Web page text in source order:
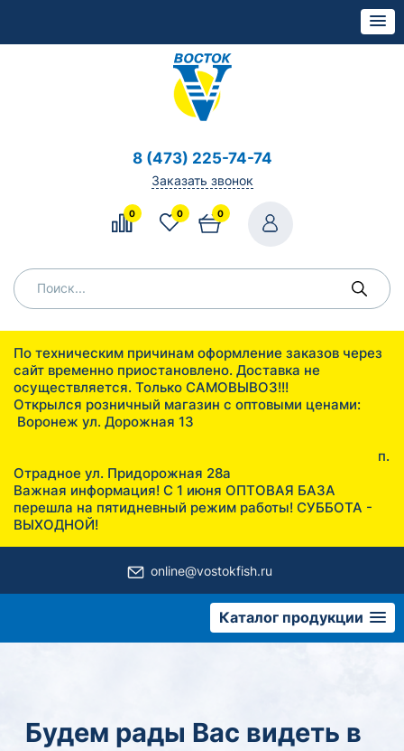
8 (473) 225-74-74
Заказать звонок
0 0 0
По техническим причинам оформление заказов через
сайт временно приостановлено. Доставка не
осуществляется. Только САМОВЫВОЗ!!!
Открылся розничный магазин с оптовыми ценами:
Воронеж ул. Дорожная 13
п.
Отрадное ул. Придорожная 28а
Важная информация! С 1 июня ОПТОВАЯ БАЗА
перешла на пятидневный режим работы! СУББОТА -
ВЫХОДНОЙ!
online@vostokfish.ru
Каталог продукции
КАТАЛОГ